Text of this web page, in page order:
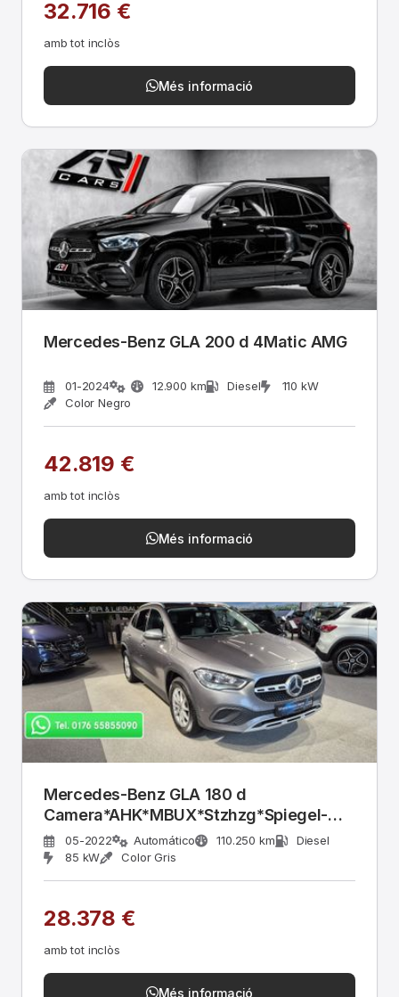
32.716 €
amb tot inclòs
Més informació
Mercedes-Benz GLA 200 d 4Matic AMG
01-2024 12.900 km Diesel
110 kW
Color Negro
42.819 €
amb tot inclòs
Més informació
Mercedes-Benz GLA 180 d
Camera*AHK*MBUX*Stzhzg*Spiegel-
Paket05-2022 Automático 110.250 km
Diesel
85 kW
Color Gris
28.378 €
amb tot inclòs
Més informació